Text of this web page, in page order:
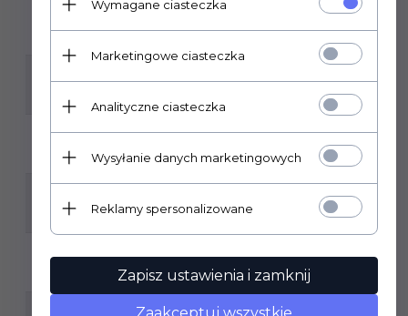
GATUNEK:
MROZOODPORNOŚĆ:
ZASTOSOWANIE:
Wymagane ciasteczka
Marketingowe ciasteczka
Analityczne ciasteczka
Wysyłanie danych marketingowych
Reklamy spersonalizowane
Zapisz ustawienia i zamknij
Zaakceptuj wszystkie